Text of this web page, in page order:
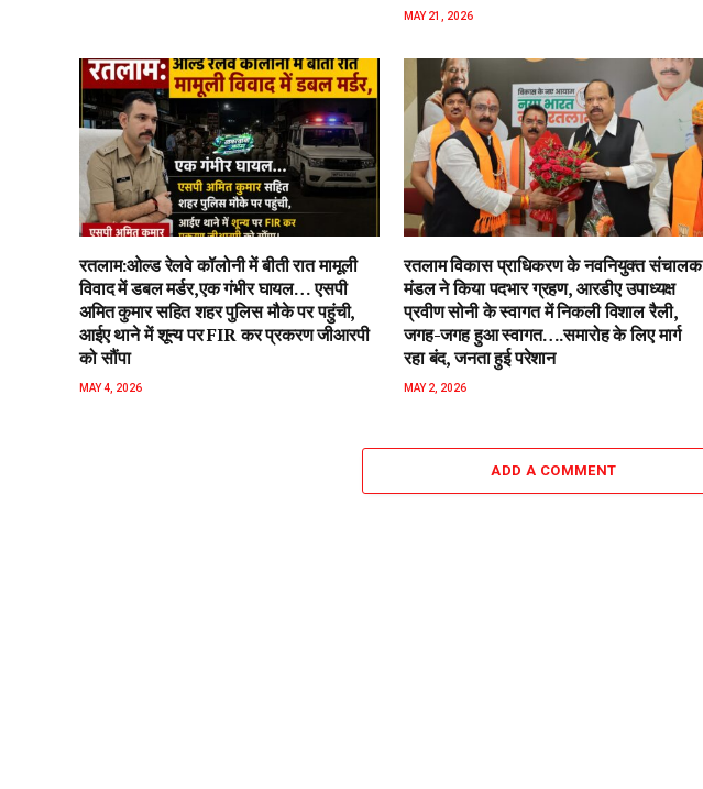
MAY 21, 2026
रतलाम:ओल्ड रेलवे कॉलोनी में बीती रात मामूली
विवाद में डबल मर्डर,एक गंभीर घायल… एसपी
अमित कुमार सहित शहर पुलिस मौके पर पहुंची,
आईए थाने में शून्य पर FIR कर प्रकरण जीआरपी
को सौंपा
MAY 4, 2026
रतलाम विकास प्राधिकरण के नवनियुक्त संचालक
मंडल ने किया पदभार ग्रहण, आरडीए उपाध्यक्ष
प्रवीण सोनी के स्वागत में निकली विशाल रैली,
जगह-जगह हुआ स्वागत….समारोह के लिए मार्ग
रहा बंद, जनता हुई परेशान
MAY 2, 2026
ADD A COMMENT